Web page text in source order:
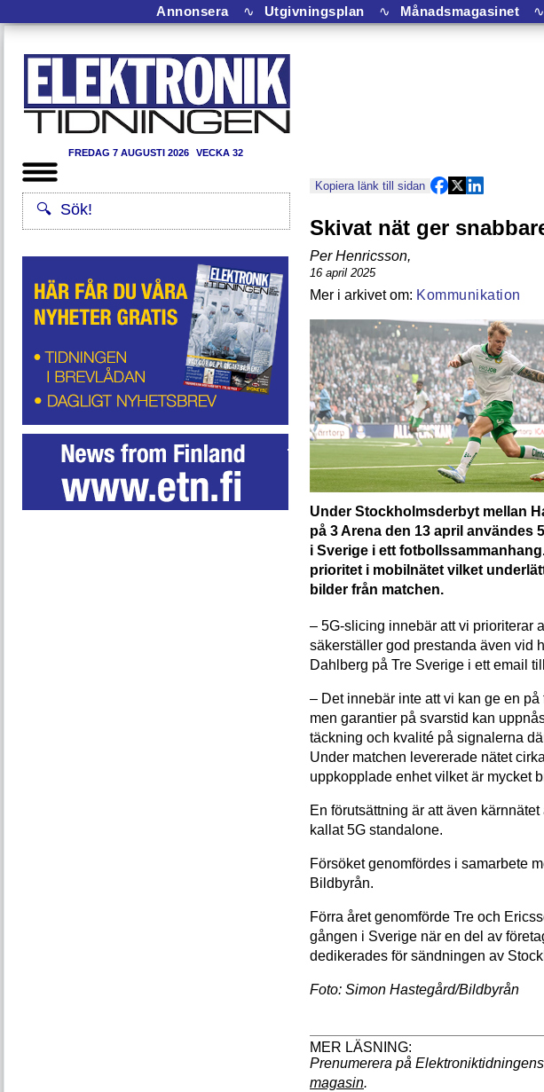
Annonsera ∿ Utgivningsplan ∿ Månadsmagasinet ∿
FREDAG 7 AUGUSTI 2026 VECKA 32
Kopiera länk till sidan
Skivat nät ger
Per Henricsson,
16 april 2025
Kommunikation
Under Stockholmsderbyt mellan
på 3 Arena den 13 april användes
i Sverige i ett
prioritet i mobilnätet vilket
bilder från matchen.
– 5G-slicing innebär att vi prioriterar
säkerställer god prestanda även vid
Dahlberg på Tre Sverige i ett email
– Det innebär inte att vi kan ge en
men garantier på svarstid kan
täckning och kvalité på signalerna
Under matchen levererade nätet
uppkopplade enhet vilket är mycket
En förutsättning är att även
kallat 5G standalone.
Försöket genomfördes i samarbete
Bildbyrån.
Förra året genomförde Tre och
gången i Sverige när en del av
dedikerades för sändningen av
Foto: Simon Hastegård/Bildbyrån
Prenumerera på Elektroniktidningens
magasin.